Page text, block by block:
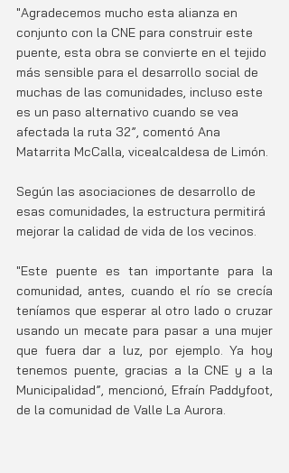
"Agradecemos mucho esta alianza en
conjunto con la CNE para construir este
puente, esta obra se convierte en el tejido
más sensible para el desarrollo social de
muchas de las comunidades, incluso este
es un paso alternativo cuando se vea
afectada la ruta 32”, comentó Ana
Matarrita McCalla, vicealcaldesa de Limón.
Según las asociaciones de desarrollo de
esas comunidades, la estructura permitirá
mejorar la calidad de vida de los vecinos.
"Este puente es tan importante para la
comunidad, antes, cuando el río se crecía
teníamos que esperar al otro lado o cruzar
usando un mecate para pasar a una mujer
que fuera dar a luz, por ejemplo. Ya hoy
tenemos puente, gracias a la CNE y a la
Municipalidad”, mencionó, Efraín Paddyfoot,
de la comunidad de Valle La Aurora.